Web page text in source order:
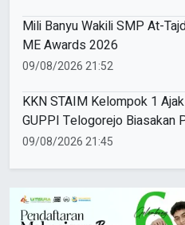
Mili Banyu Wakili SMP At-
ME Awards 2026
09/08/2026 21:52
KKN STAIM Kelompok 1
GUPPI Telogorejo Biasakan
09/08/2026 21:45